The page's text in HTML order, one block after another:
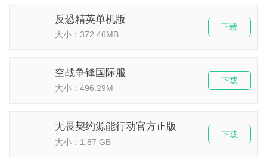
反恐精英单机版
大小：372.46MB
下载
空战争锋国际服
大小：496.29M
下载
无畏契约源能行动官方正版
大小：1.87 GB
下载